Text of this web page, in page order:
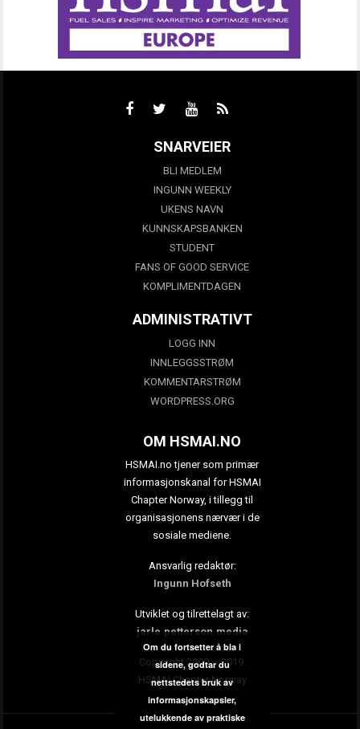
SNARVEIER
BLI MEDLEM
INGUNN WEEKLY
UKENS NAVN
KUNNSKAPSBANKEN
STUDENT
FANS OF GOOD SERVICE
KOMPLIMENTDAGEN
ADMINISTRATIVT
LOGG INN
INNLEGGSSTRØM
KOMMENTARSTRØM
WORDPRESS.ORG
OM HSMAI.NO
HSMAI.no tjener som primær
informasjonskanal for HSMAI
Chapter Norway, i tillegg til
organisasjonens nærvær i de
sosiale mediene.
Ansvarlig redaktør:
Ingunn Hofseth
Utviklet og tilrettelagt av:
jarle.petterson.media
Copyright 2009 – 2019:
HSMAI Chapter Norway
Om du fortsetter å bla i
sidene, godtar du
nettstedets bruk av
informasjonskapsler,
utelukkende av praktiske